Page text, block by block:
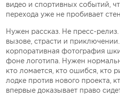
видео и спортивных событий,
перехода уже не пробивает
Нужен рассказ. Не пресс-
вызове, страсти и
корпоративная фотография
фоне логотипа. Нужен
кто ломается, кто ошибся, кто
лодке против нового проекта,
впервые доказывает право